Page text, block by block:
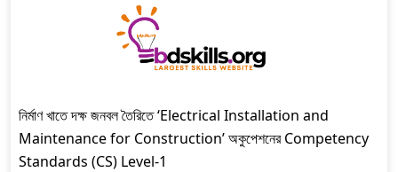
নির্মাণ খাতে দক্ষ জনবল তৈরিতে ‘Electrical Installation and
Maintenance for Construction’ অকুপেশনের Competency
Standards (CS) Level-1